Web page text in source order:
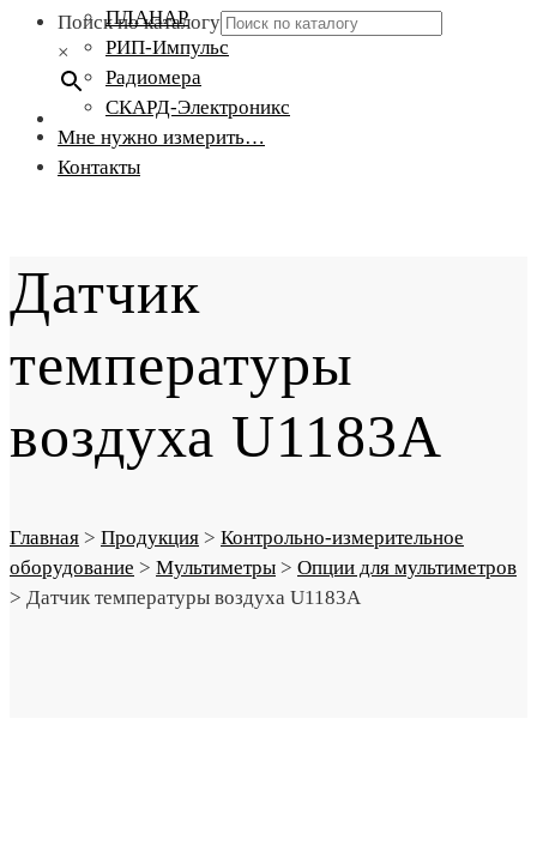
Поиск по каталогу
×
ПЛАНАР
РИП-Импульс
Радиомера
СКАРД-Электроникс
Мне нужно измерить…
Контакты
Датчик
температуры
воздуха U1183A
Главная > Продукция > Контрольно-измерительное
оборудование > Мультиметры > Опции для мультиметров
> Датчик температуры воздуха U1183A